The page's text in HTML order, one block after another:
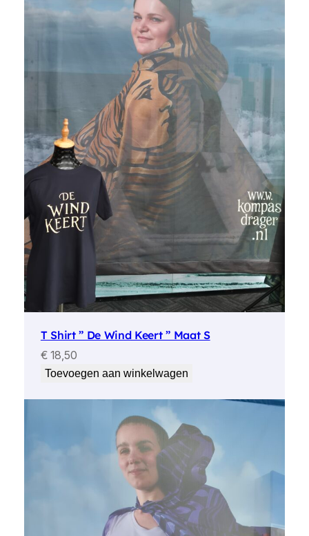
T Shirt ” De Wind Keert ” Maat S
€18,50
Toevoegen aan winkelwagen